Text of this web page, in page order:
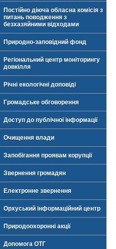
Постійно діюча обласна комісія з
питань поводження з
безхазяйними відходами
Природно-заповідний фонд
Регіональний центр моніторингу
довкілля
Річні екологічні доповіді
Громадське обговорення
Доступ до публічної інформації
Очищення влади
Запобігання проявам корупції
Звернення громадян
Електронне звернення
Орхуський інформаційний центр
Природоохоронні акції
Допомога ОТГ